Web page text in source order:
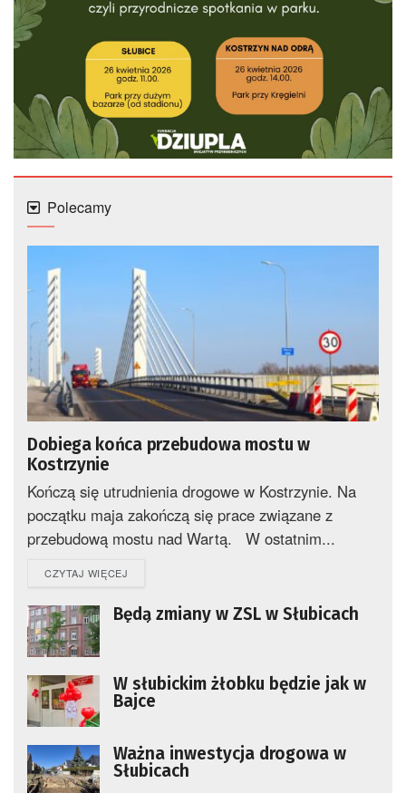
Polecamy
Dobiega końca przebudowa mostu w
Kostrzynie
Kończą się utrudnienia drogowe w Kostrzynie. Na
początku maja zakończą się prace związane z
przebudową mostu nad Wartą. W ostatnim...
CZYTAJ WIĘCEJ
Będą zmiany w ZSL w Słubicach
W słubickim żłobku będzie jak w
Bajce
Ważna inwestycja drogowa w
Słubicach